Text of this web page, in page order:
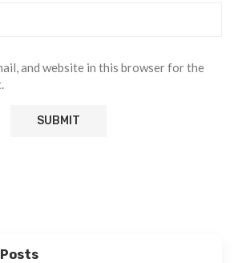
and website in this browser for the